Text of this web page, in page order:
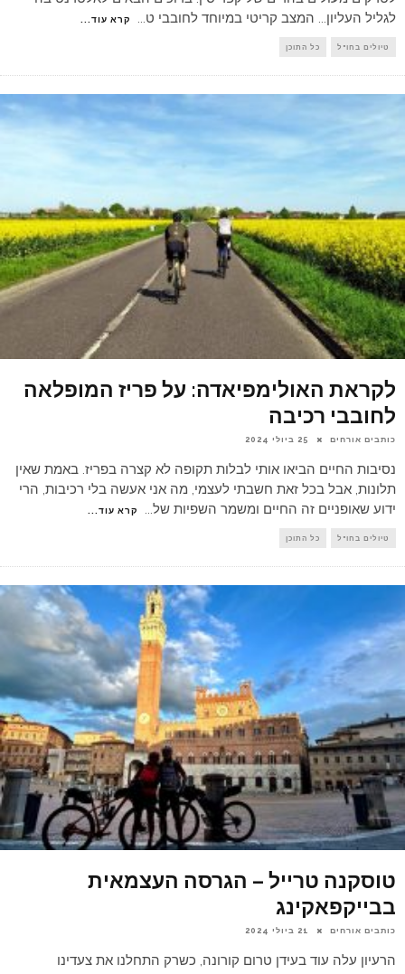
לגליל העליון... המצב קריטי במיוחד לחובבי ט... קרא עוד...
טיולים בחו"ל כל התוכן
לקראת האולימפיאדה: על פריז המופלאה
לחובבי רכיבה
כותבים אורחים 25 ביולי 2024
נסיבות החיים הביאו אותי לבלות תקופה לא קצרה בפריז. באמת שאין
תלונות, אבל בכל זאת חשבתי לעצמי, מה אני אעשה בלי רכיבות, הרי
ידוע שאופניים זה החיים ומשמר השפיות של... קרא עוד...
טיולים בחו"ל כל התוכן
טוסקנה טרייל – הגרסה העצמאית
בבייקפאקינג
כותבים אורחים 21 ביולי 2024
הרעיון עלה עוד בעידן טרום קורונה, כשרק התחלנו את צעדינו